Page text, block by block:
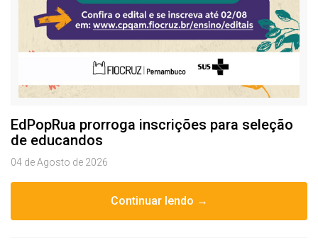
EdPopRua prorroga inscrições para seleção
de educandos
04 de Agosto de 2026
Continuar lendo →